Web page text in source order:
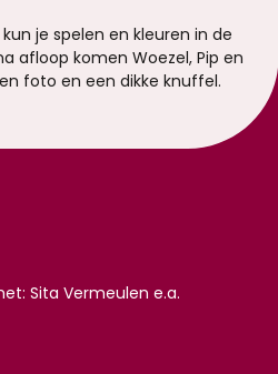
je spelen en kleuren in de
afloop komen Woezel, Pip en
foto en een dikke knuffel.
Sita Vermeulen e.a.